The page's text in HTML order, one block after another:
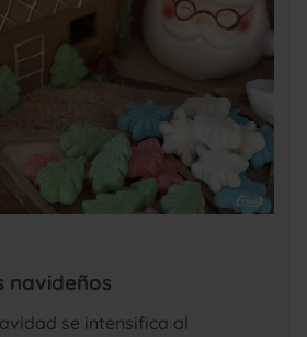
navideños
se intensifica al